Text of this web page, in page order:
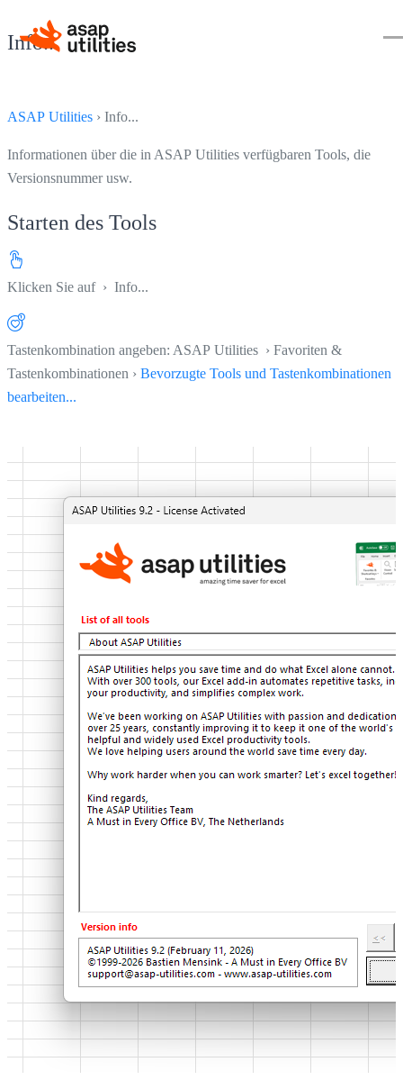
Info...
ASAP Utilities › Info...
Informationen über die in ASAP Utilities verfügbaren Tools, die
Versionsnummer usw.
Starten des Tools
Klicken Sie auf › Info...
Tastenkombination angeben: ASAP Utilities › Favoriten &
Tastenkombinationen › Bevorzugte Tools und Tastenkombinationen
bearbeiten...